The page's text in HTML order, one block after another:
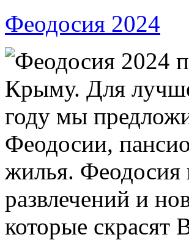
Феодосия 2024
Феодосия 2024
Крыму. Для
году мы
Феодосии,
жилья. Феодосия
развлечений и
которые